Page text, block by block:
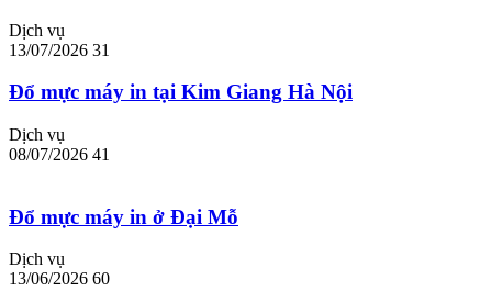
Dịch vụ
13/07/2026 31
Đổ mực máy in tại Kim Giang Hà Nội
Dịch vụ
08/07/2026 41
Đổ mực máy in ở Đại Mỗ
Dịch vụ
13/06/2026 60